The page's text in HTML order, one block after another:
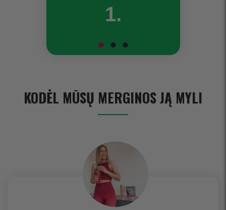
1.
KODĖL MŪSŲ MERGINOS JĄ MYLI